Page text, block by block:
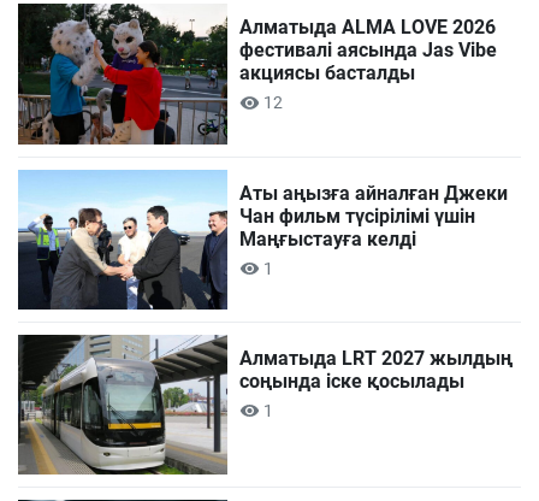
Алматыда ALMA LOVE 2026
фестивалі аясында Jas Vibe
акциясы басталды
12
Аты аңызға айналған Джеки
Чан фильм түсірілімі үшін
Маңғыстауға келді
1
Алматыда LRT 2027 жылдың
соңында іске қосылады
1